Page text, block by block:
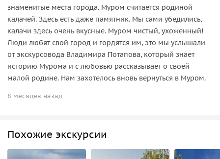
знаменитые места города. Муром считается родиной
калачей. Здесь есть даже памятник. Мы сами убедились,
калачи здесь очень вкусные. Муром чистый, ухоженный!
Люди любят свой город и гордятся им, это мы услышали
от экскурсовода Владимира Потапова, который знает
историю Мурома и с любовью рассказывает о своей
малой родине. Нам захотелось вновь вернуться в Муром.
8 месяцев назад
Похожие экскурсии